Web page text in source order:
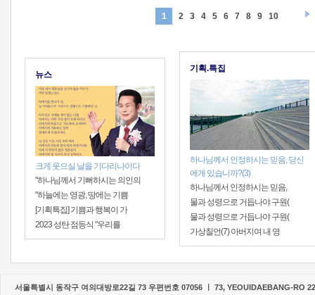
1 2 3 4 5 6 7 8 9 10
뉴스
크게 웃으실 날을 기다리나이다
"하나님께서 기뻐하시는 의인의
"하늘에는 영광, 땅에는 기쁨
[기획특집] 기쁨과 행복이 가
2023 성탄 점등식 "우리를
기획.특집
하나님께서 인정하시는 믿음, 당신
에게 있습니까?(3)
하나님께서 인정하시는 믿음,
물과 성령으로 거듭나야 구원(
물과 성령으로 거듭나야 구원(
가상칠언(7) 아버지여 내 영
서울특별시 동작구 여의대방로22길 73 우편번호 07056 ㅣ 73, YEOUIDAEBANG-RO